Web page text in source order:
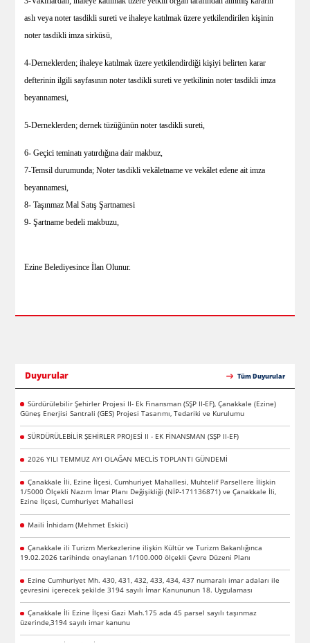
aslı veya noter tasdikli sureti ve ihaleye katılmak üzere yetkilendirilen kişinin
noter tasdikli imza sirküsü,
4-Derneklerden; ihaleye katılmak üzere yetkilendirdiği kişiyi belirten karar
defterinin ilgili sayfasının noter tasdikli sureti ve yetkilinin noter tasdikli imza
beyannamesi,
5-Derneklerden; dernek tüzüğünün noter tasdikli sureti,
6- Geçici teminatı yatırdığına dair makbuz,
7-Temsil durumunda; Noter tasdikli vekâletname ve vekâlet edene ait imza
beyannamesi,
8- Taşınmaz Mal Satış Şartnamesi
9- Şartname bedeli makbuzu,
Ezine Belediyesince İlan Olunur.
Duyurular Tüm Duyurular
Sürdürülebilir Şehirler Projesi II- Ek Finansman (SŞP II-EF), Çanakkale (Ezine)
Güneş Enerjisi Santrali (GES) Projesi Tasarımı, Tedariki ve Kurulumu
SÜRDÜRÜLEBİLİR ŞEHİRLER PROJESİ II - EK FİNANSMAN (SŞP II-EF)
2026 YILI TEMMUZ AYI OLAĞAN MECLİS TOPLANTI GÜNDEMİ
Çanakkale İli, Ezine İlçesi, Cumhuriyet Mahallesi, Muhtelif Parsellere İlişkin
1/5000 Ölçekli Nazım İmar Planı Değişikliği (NİP-171136871) ve Çanakkale İli,
Ezine İlçesi, Cumhuriyet Mahallesi
Maili İnhidam (Mehmet Eskici)
Çanakkale ili Turizm Merkezlerine ilişkin Kültür ve Turizm Bakanlığınca
19.02.2026 tarihinde onaylanan 1/100.000 ölçekli Çevre Düzeni Planı
Ezine Cumhuriyet Mh. 430, 431, 432, 433, 434, 437 numaralı imar adaları ile
çevresini içerecek şekilde 3194 sayılı İmar Kanununun 18. Uygulaması
Çanakkale İli Ezine İlçesi Gazi Mah.175 ada 45 parsel sayılı taşınmaz
üzerinde,3194 sayılı imar kanunu